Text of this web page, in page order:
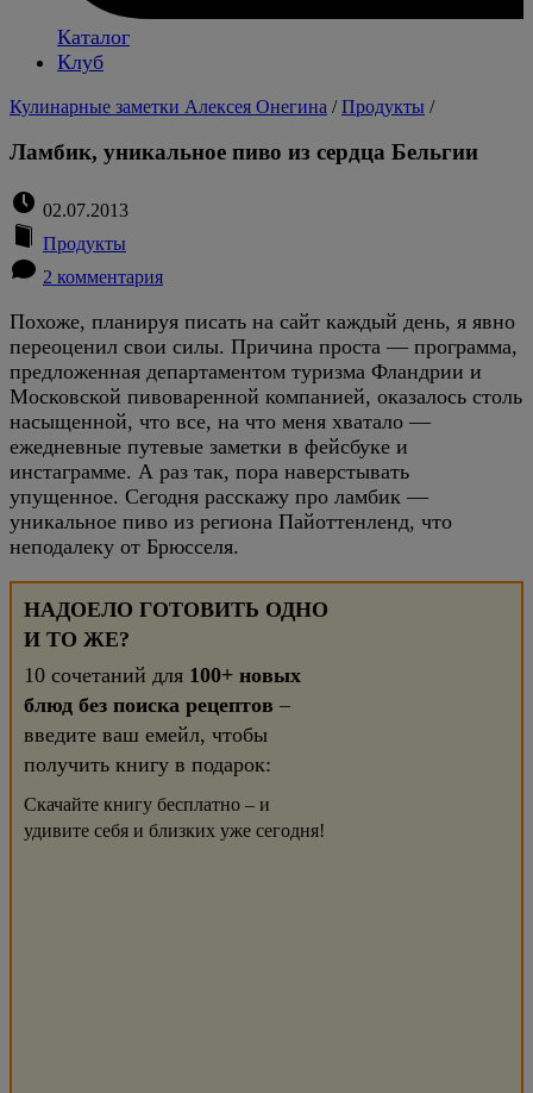
Каталог
Клуб
Кулинарные заметки Алексея Онегина /Продукты /
Ламбик, уникальное пиво из сердца Бельгии
02.07.2013
Продукты
2 комментария
Похоже, планируя писать на сайт каждый день, я явно
переоценил свои силы. Причина проста — программа,
предложенная департаментом туризма Фландрии и
Московской пивоваренной компанией, оказалось столь
насыщенной, что все, на что меня хватало —
ежедневные путевые заметки в фейсбуке и
инстаграмме. А раз так, пора наверстывать
упущенное. Сегодня расскажу про ламбик —
уникальное пиво из региона Пайоттенленд, что
неподалеку от Брюсселя.
НАДОЕЛО ГОТОВИТЬ ОДНО
И ТО ЖЕ?
10 сочетаний для 100+ новых
блюд без поиска рецептов –
введите ваш емейл, чтобы
получить книгу в подарок:
Скачайте книгу бесплатно – и
удивите себя и близких уже сегодня!